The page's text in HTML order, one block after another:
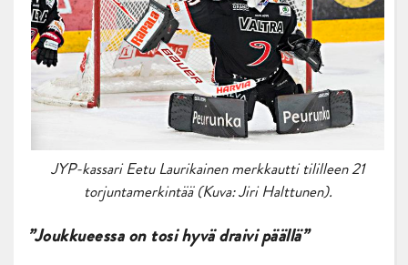
JYP-kassari Eetu Laurikainen merkkautti tililleen 21
torjuntamerkintää (Kuva: Jiri Halttunen).
”Joukkueessa on tosi hyvä draivi päällä”